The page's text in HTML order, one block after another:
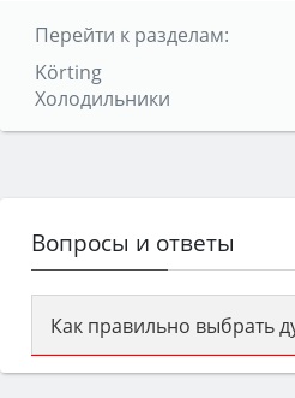
Перейти к разделам:
Körting
Холодильники
Вопросы и ответы
Как правильно выбрать
Сначала определитесь с